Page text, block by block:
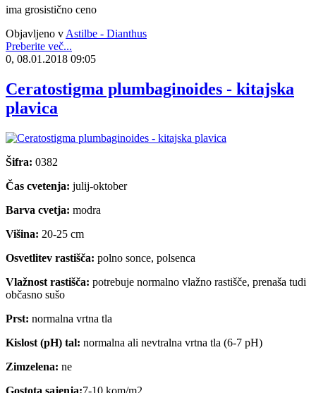
ima grosistično ceno
Objavljeno v Astilbe - Dianthus
Preberite več...
0, 08.01.2018 09:05
Ceratostigma plumbaginoides - kitajska
plavica
Šifra: 0382
Čas cvetenja: julij-oktober
Barva cvetja: modra
Višina: 20-25 cm
Osvetlitev rastišča: polno sonce, polsenca
Vlažnost rastišča: potrebuje normalno vlažno rastišče, prenaša tudi
občasno sušo
Prst: normalna vrtna tla
Kislost (pH) tal: normalna ali nevtralna vrtna tla (6-7 pH)
Zimzelena: ne
Gostota sajenja:7-10 kom/m2